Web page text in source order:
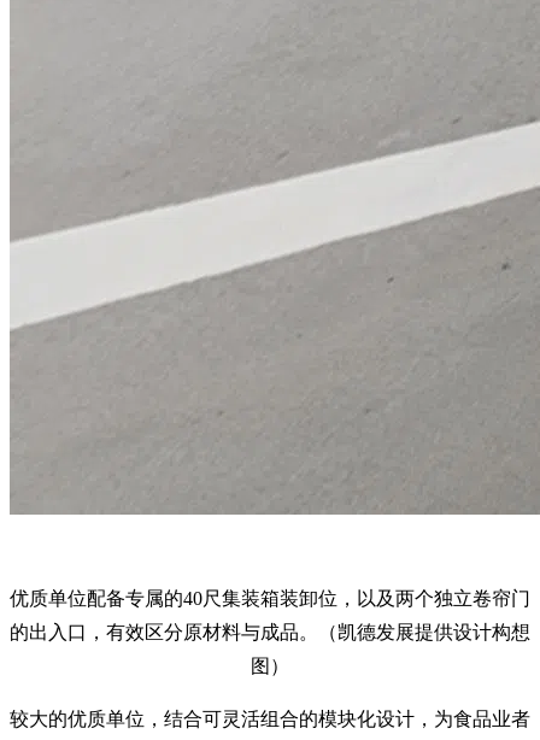
优质单位配备专属的40尺集装箱装卸位，以及两个独立卷帘门
的出入口，有效区分原材料与成品。（凯德发展提供设计构想
图）
较大的优质单位，结合可灵活组合的模块化设计，为食品业者